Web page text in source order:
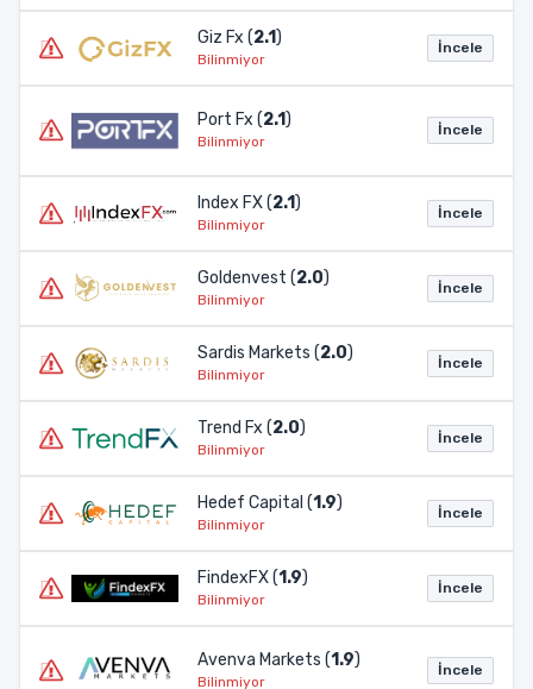
Giz Fx (2.1)
Bilinmiyor
İncele
Port Fx (2.1)
Bilinmiyor
İncele
Index FX (2.1)
Bilinmiyor
İncele
Goldenvest (2.0)
Bilinmiyor
İncele
Sardis Markets (2.0)
Bilinmiyor
İncele
Trend Fx (2.0)
Bilinmiyor
İncele
Hedef Capital (1.9)
Bilinmiyor
İncele
FindexFX (1.9)
Bilinmiyor
İncele
Avenva Markets (1.9)
Bilinmiyor
İncele